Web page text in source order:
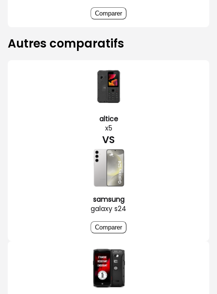
Comparer
Autres comparatifs
altice
x5
VS
samsung
galaxy s24
Comparer